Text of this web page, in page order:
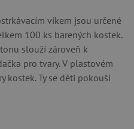
víkem jsou určené
100 ks barených kostek.
slouží zároveň k
pro tvary. V plastovém
kostek. Ty se děti pokouší